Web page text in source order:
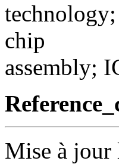
chip
assembly;
Mise à jour